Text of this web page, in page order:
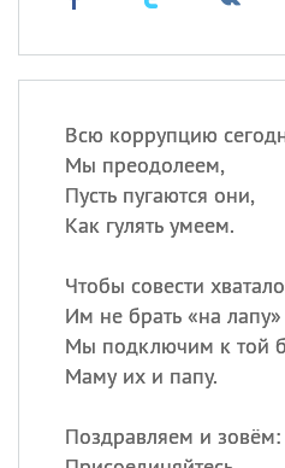
Всю коррупцию
Мы преодолеем,
Пусть пугаются они,
Как гулять умеем.
Чтобы совести хватало
Им не брать «на лапу»
Мы подключим к той
Маму их и папу.
Поздравляем и зовём: